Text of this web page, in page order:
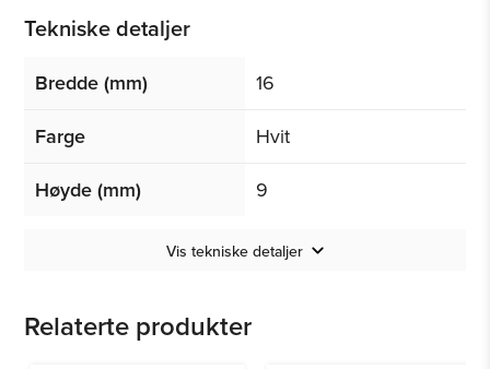
Tekniske detaljer
Bredde (mm)
16
Farge
Hvit
Høyde (mm)
9
Vis tekniske detaljer
Relaterte produkter